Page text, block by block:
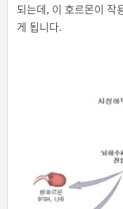
되는데, 이 호르몬이 작
게 됩니다.